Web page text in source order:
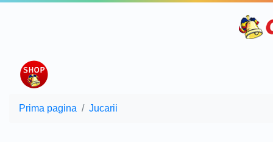
Prima pagina Jucarii